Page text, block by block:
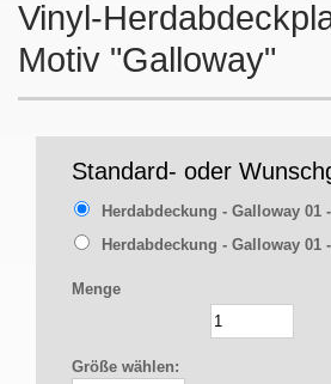
Vinyl-
Motiv "Galloway"
Standard- oder
Herdabdeckung - Galloway 01
Herdabdeckung - Galloway 01
Menge
Größe wählen: